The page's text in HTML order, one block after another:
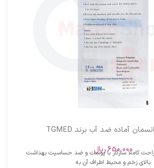
650,000ریال
راحت کاملا سازگار با پوست و ضد حساسیت بهداشت
بالای زخم و محیط اطراف آن به